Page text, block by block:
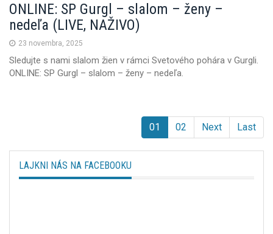
ONLINE: SP Gurgl – slalom – ženy –
nedeľa (LIVE, NAŽIVO)
23 novembra, 2025
Sledujte s nami slalom žien v rámci Svetového pohára v Gurgli.
ONLINE: SP Gurgl – slalom – ženy – nedeľa.
01 02 Next Last
LAJKNI NÁS NA FACEBOOKU